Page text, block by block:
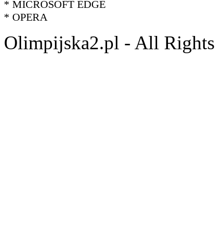
* MICROSOFT EDGE
* OPERA
Olimpijska2.pl - All Rights